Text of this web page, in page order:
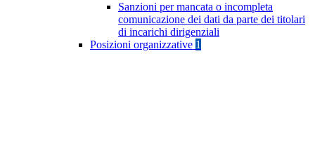
Sanzioni per mancata o incompleta
comunicazione dei dati da parte dei titolari
di incarichi dirigenziali
Posizioni organizzative 1